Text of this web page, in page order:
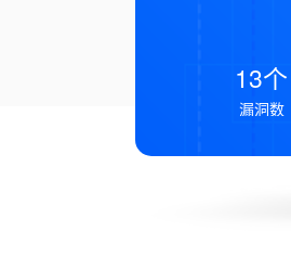
13个
漏洞数